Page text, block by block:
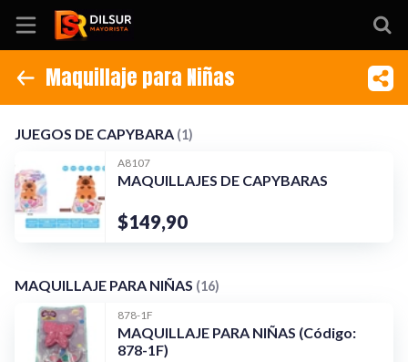
Inicio
Información
Ubicación
Sitio web
Maquillaje para Niñas
JUEGOS DE CAPYBARA (1)
A8107
MAQUILLAJES DE CAPYBARAS
$149,90
MAQUILLAJE PARA NIÑAS (16)
878-1F
MAQUILLAJE PARA NIÑAS (Código:
878-1F)